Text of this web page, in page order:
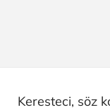
Keresteci, söz